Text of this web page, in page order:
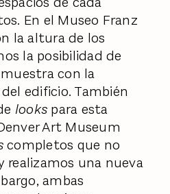
En el Museo Franz
la altura de los
la posibilidad de
con la
edificio. También
looks para esta
Art Museum
completos que no
realizamos una nueva
ambas